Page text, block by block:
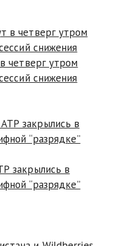
четверг утром
снижения
закрылись в
“разрядке”